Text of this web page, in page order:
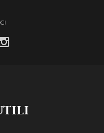
instagram